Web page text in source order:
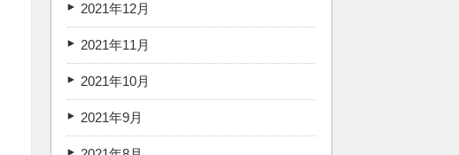
2021年12月
2021年11月
2021年10月
2021年9月